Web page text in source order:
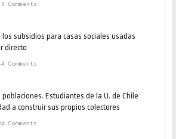
Comments
subsidios para casas sociales usadas
directo
Comments
Estudiantes de la U. de Chile
a construir sus propios colectores
Comments